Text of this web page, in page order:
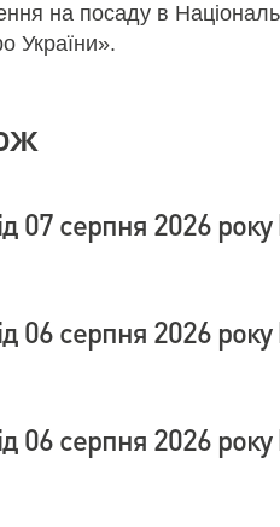
на посаду в
України».
07 серпня 2026
06 серпня 2026
06 серпня 2026